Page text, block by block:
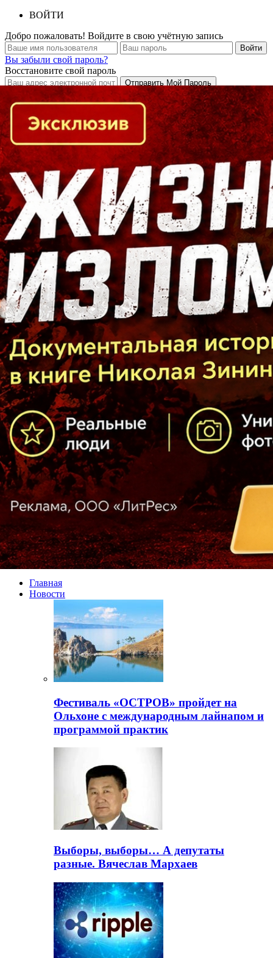
ВОЙТИ
Добро пожаловать! Войдите в свою учётную запись
Вы забыли свой пароль?
Восстановите свой пароль
Кто есть кто в Байкальском регионе
Главная
Новости
Фестиваль «ОСТРОВ» пройдет на
Ольхоне с международным лайнапом и
программой практик
Выборы, выборы… А депутаты
разные. Вячеслав Мархаев